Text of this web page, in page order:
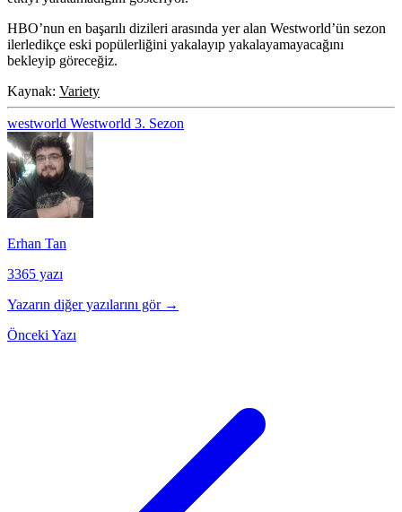
HBO’nun en başarılı dizileri arasında yer alan Westworld’ün sezon
ilerledikçe eski popülerliğini yakalayıp yakalayamayacağını
bekleyip göreceğiz.
Kaynak: Variety
westworld Westworld 3. Sezon
Erhan Tan
3365 yazı
Yazarın diğer yazılarını gör →
Önceki Yazı